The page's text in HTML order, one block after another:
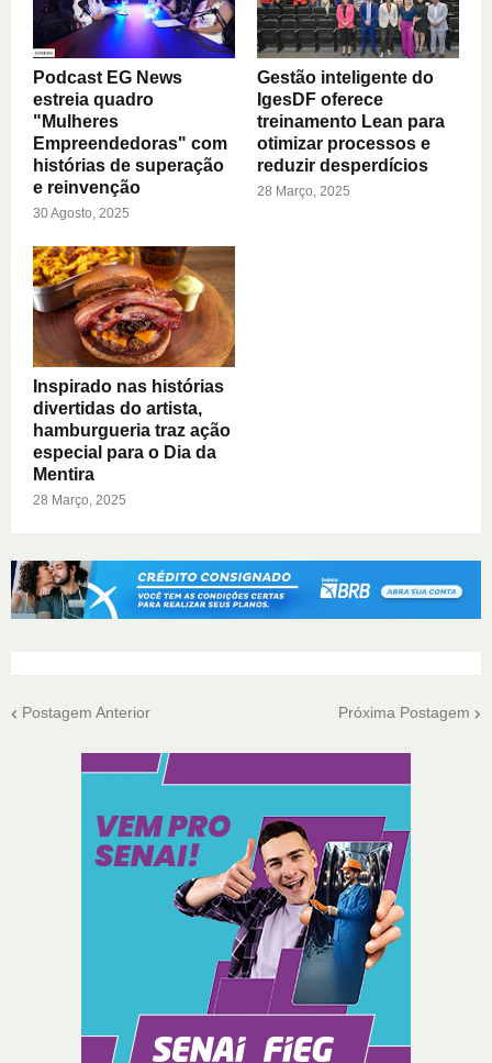
Podcast EG News
estreia quadro
"Mulheres
Empreendedoras" com
histórias de superação
e reinvenção
30 Agosto, 2025
Gestão inteligente do
IgesDF oferece
treinamento Lean para
otimizar processos e
reduzir desperdícios
28 Março, 2025
Inspirado nas histórias
divertidas do artista,
hamburgueria traz ação
especial para o Dia da
Mentira
28 Março, 2025
Postagem Anterior Próxima Postagem